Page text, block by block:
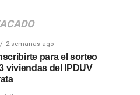
2 semanas ago
para el sorteo
viviendas del IPDUV